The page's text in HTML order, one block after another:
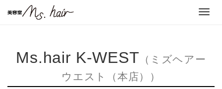
Ms.hair K-WEST （ミズヘアー
ウエスト（本店））